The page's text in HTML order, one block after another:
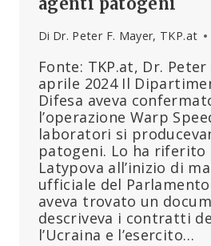
Di Dr. Peter F. Mayer, TKP.at
Fonte: TKP.at, Dr. Peter
aprile 2024 Il
Difesa aveva
l’operazione Warp
laboratori si
patogeni. Lo ha riferito
Latypova all’inizio di
ufficiale del
aveva trovato un
descriveva i contratti
l’Ucraina e l’esercito…